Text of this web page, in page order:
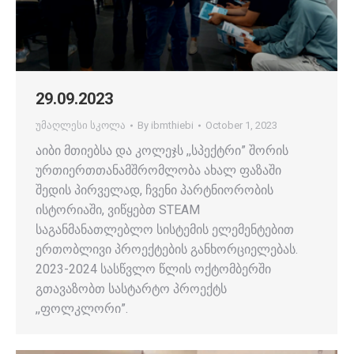
29.09.2023
უმაღლესი სკოლა By ibmthiebi October 1, 2023
აიბი მთიებსა და კოლეჯს ,,სპექტრი” შორის
ურთიერთთანამშრომლობა ახალ ფაზაში
შედის პირველად, ჩვენი პარტნიორობის
ისტორიაში, ვიწყებთ STEAM
საგანმანათლებლო სისტემის ელემენტებით
ერთობლივი პროექტების განხორციელებას.
2023-2024 სასწვლო წლის ოქტომბერში
გთავაზობთ სასტარტო პროექტს
,,ფოლკლორი”.